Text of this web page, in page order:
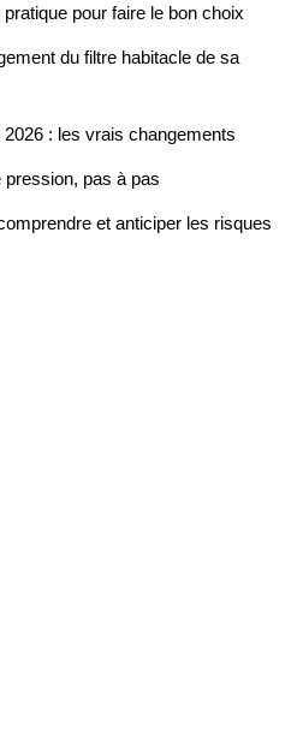
pour faire le bon choix
du filtre habitacle de sa
: les vrais changements
pas à pas
et anticiper les risques